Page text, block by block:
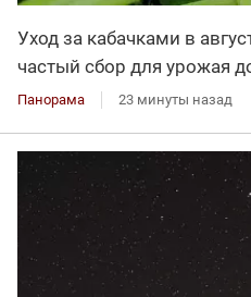
Уход за кабачками в
частый сбор для урожая
Панорама 23 минуты назад